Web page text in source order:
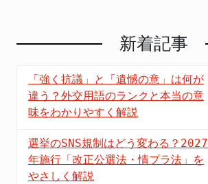
新着記事
「強く抗議」と「遺憾の意」は何が
違う？外交用語のランクと本当の意
味をわかりやすく解説
選挙のSNS規制はどう変わる？2027
年施行「改正公選法・情プラ法」を
やさしく解説